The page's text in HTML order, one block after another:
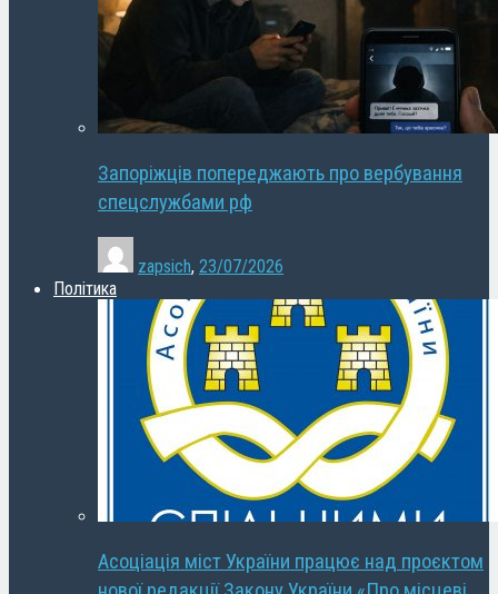
Запоріжців попереджають про вербування
спецслужбами рф
zapsich, 23/07/2026
Політика
Асоціація міст України працює над проєктом